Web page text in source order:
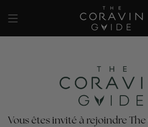
au
contenu
de
Vous êtes invité à rejoindre